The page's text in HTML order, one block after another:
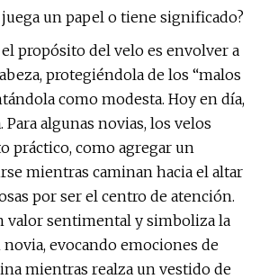
un papel o tiene significado?
propósito del velo es envolver a
protegiéndola de los “malos
como modesta. Hoy en día,
algunas novias, los velos
práctico, como agregar un
mientras caminan hacia el altar
por ser el centro de atención.
valor sentimental y simboliza la
evocando emociones de
mientras realza un vestido de